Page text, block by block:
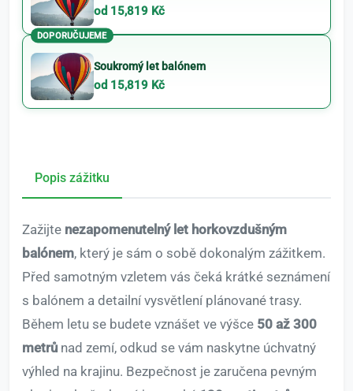
od 15,819 Kč
DOPORUČUJEME
Soukromý let balónem
od 15,819 Kč
Popis zážitku
Zažijte nezapomenutelný let horkovzdušným
balónem, který je sám o sobě dokonalým zážitkem.
Před samotným vzletem vás čeká krátké seznámení
s balónem a detailní vysvětlení plánované trasy.
Během letu se budete vznášet ve výšce 50 až 300
metrů nad zemí, odkud se vám naskytne úchvatný
výhled na krajinu. Bezpečnost je zaručena pevným